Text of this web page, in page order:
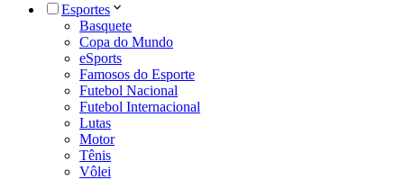
Esportes
Basquete
Copa do Mundo
eSports
Famosos do Esporte
Futebol Nacional
Futebol Internacional
Lutas
Motor
Tênis
Vôlei